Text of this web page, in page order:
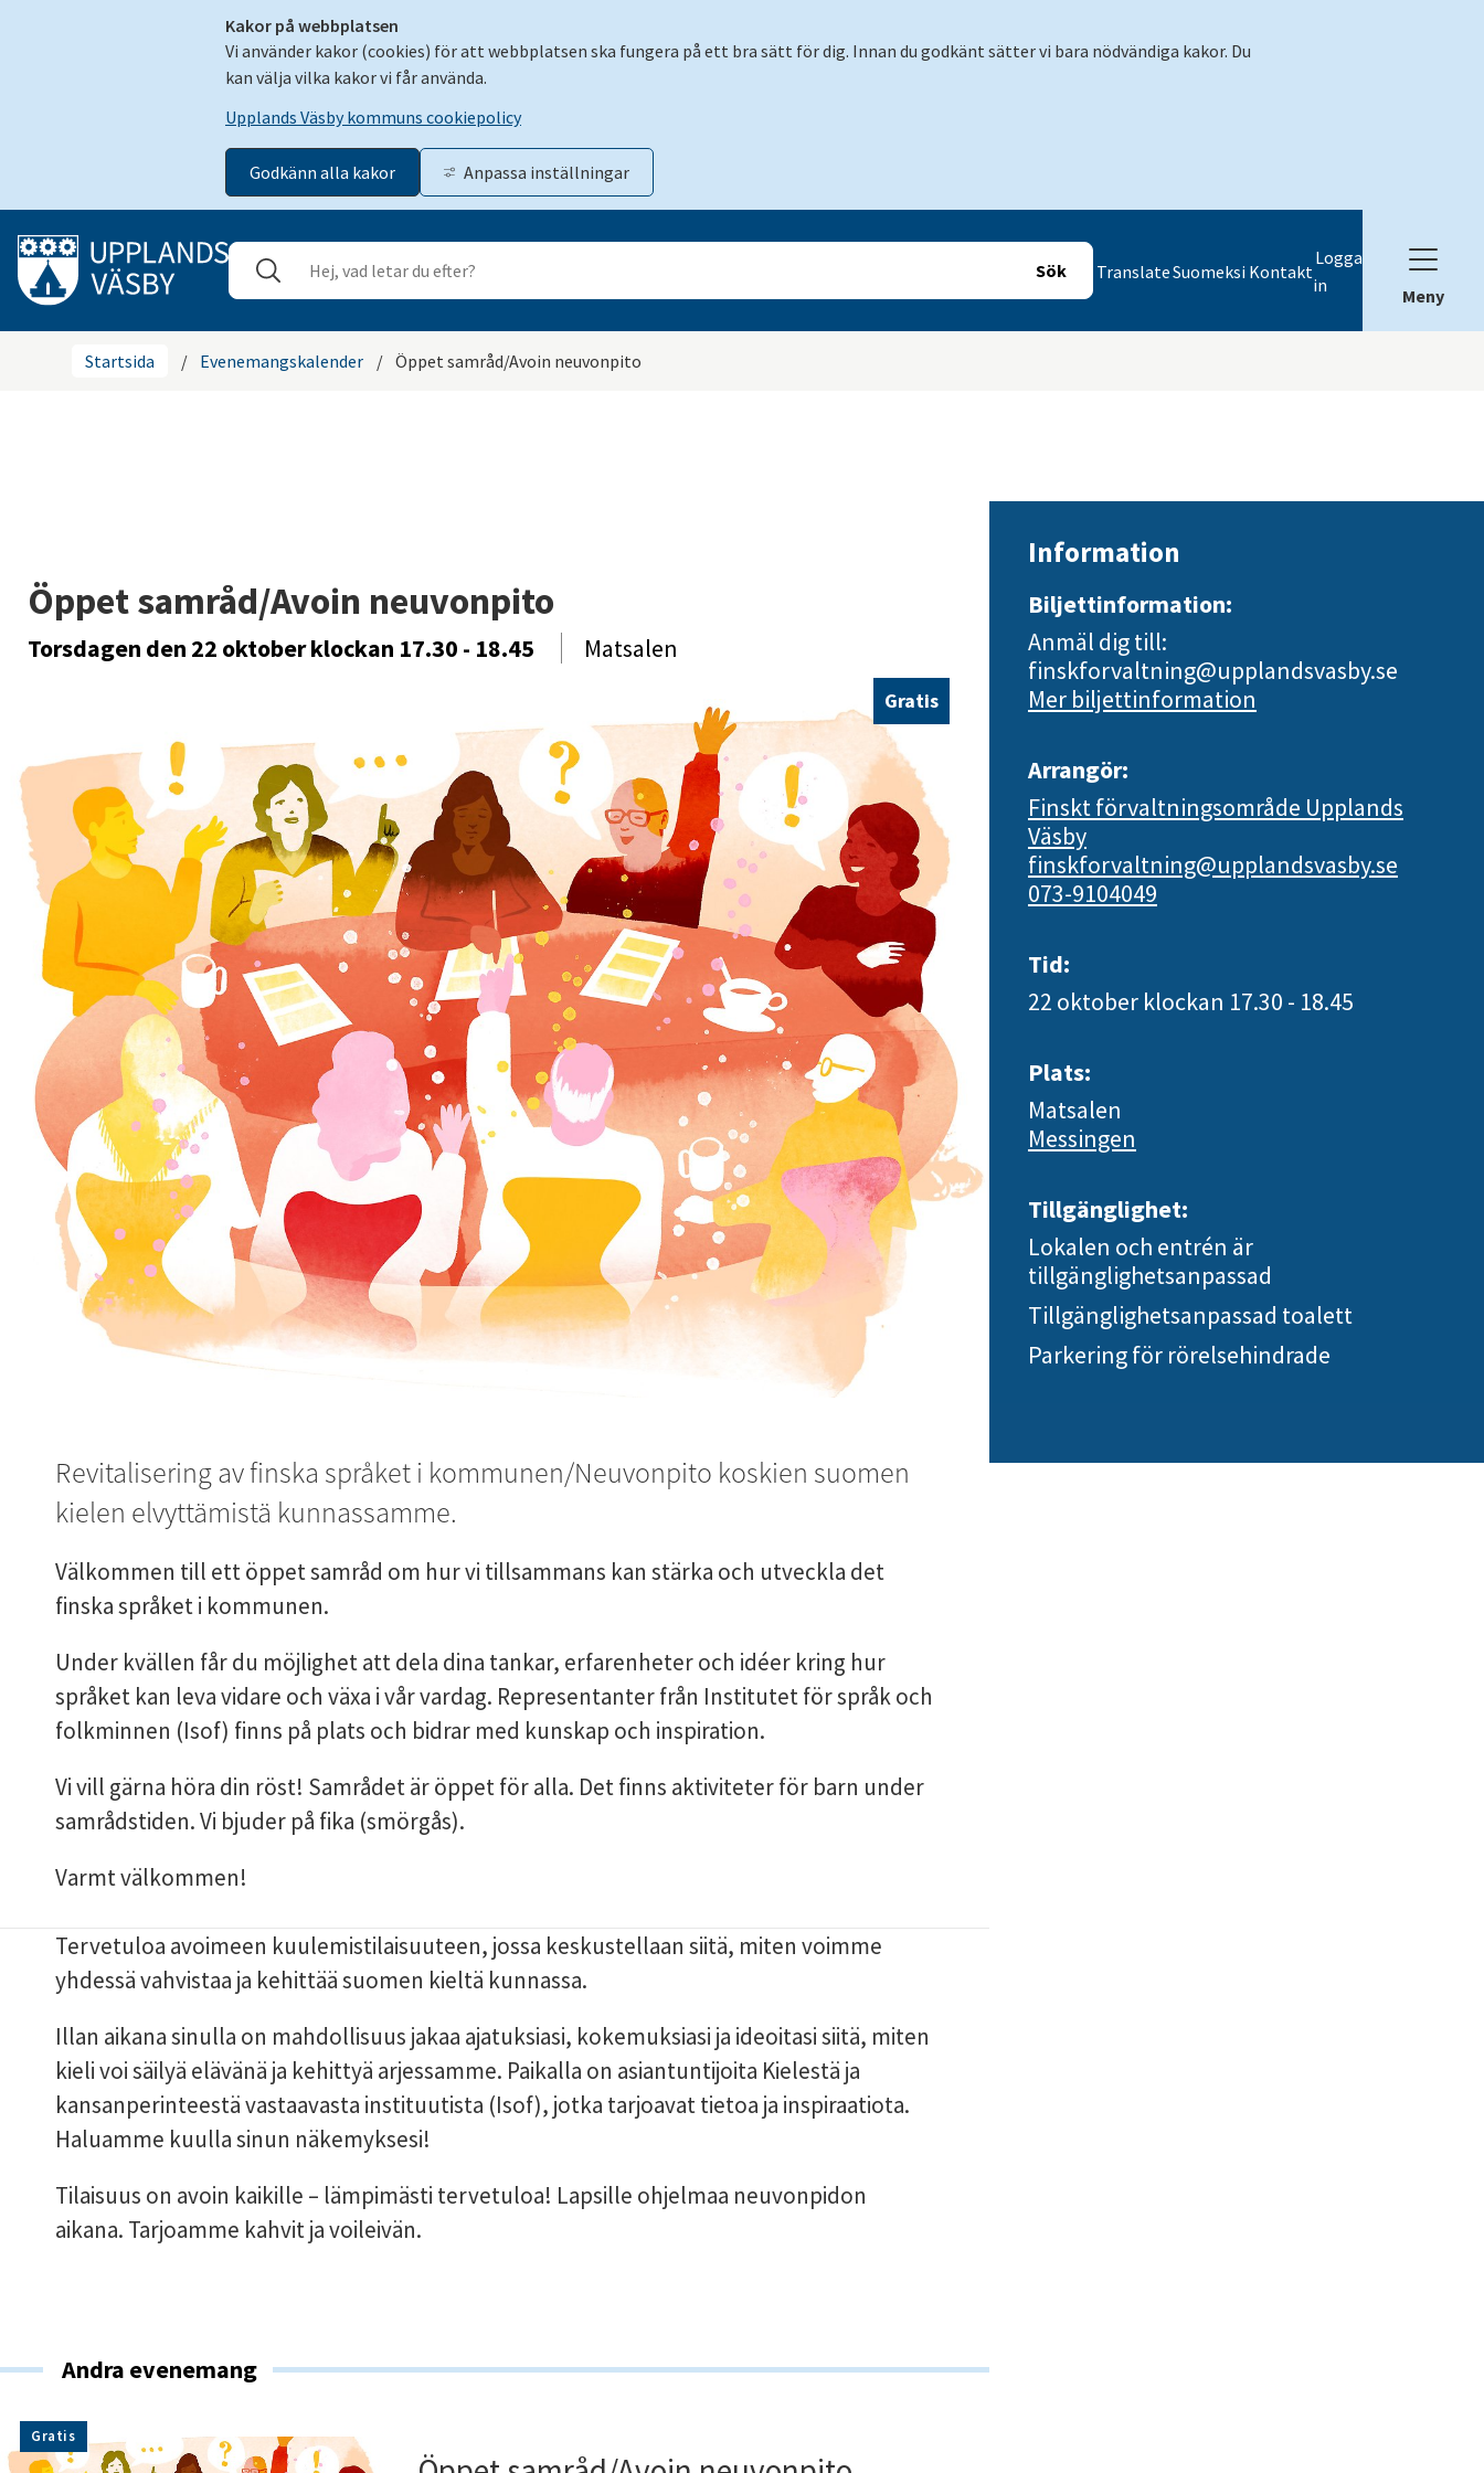
Kakor på webbplatsen
Vi använder kakor (cookies) för att webbplatsen ska fungera på ett bra sätt för dig. Innan du godkänt sätter vi bara nödvändiga kakor. Du
kan välja vilka kakor vi får använda.
Upplands Väsby kommuns cookiepolicy
Godkänn alla kakor Anpassa inställningar
Gå till innehåll
Sök
TranslateSuomeksi Kontakt
Logga
in
Meny
Startsida / Evenemangskalender / Öppet samråd/Avoin neuvonpito
Öppet samråd/Avoin neuvonpito
Torsdagen den 22 oktoberklockan 17.30 - 18.45 Matsalen
Gratis
Revitalisering av finska språket i kommunen/Neuvonpito koskien suomen
kielen elvyttämistä kunnassamme.
Välkommen till ett öppet samråd om hur vi tillsammans kan stärka och utveckla det
finska språket i kommunen.
Under kvällen får du möjlighet att dela dina tankar, erfarenheter och idéer kring hur
språket kan leva vidare och växa i vår vardag. Representanter från Institutet för språk och
folkminnen (Isof) finns på plats och bidrar med kunskap och inspiration.
Vi vill gärna höra din röst! Samrådet är öppet för alla. Det finns aktiviteter för barn under
samrådstiden. Vi bjuder på fika (smörgås).
Varmt välkommen!
Tervetuloa avoimeen kuulemistilaisuuteen, jossa keskustellaan siitä, miten voimme
yhdessä vahvistaa ja kehittää suomen kieltä kunnassa.
Illan aikana sinulla on mahdollisuus jakaa ajatuksiasi, kokemuksiasi ja ideoitasi siitä, miten
kieli voi säilyä elävänä ja kehittyä arjessamme. Paikalla on asiantuntijoita Kielestä ja
kansanperinteestä vastaavasta instituutista (Isof), jotka tarjoavat tietoa ja inspiraatiota.
Haluamme kuulla sinun näkemyksesi!
Tilaisuus on avoin kaikille – lämpimästi tervetuloa! Lapsille ohjelmaa neuvonpidon
aikana. Tarjoamme kahvit ja voileivän.
Andra evenemang
Gratis
Information
Biljettinformation:
Anmäl dig till:
finskforvaltning@upplandsvasby.se
Mer biljettinformation
Arrangör:
Finskt förvaltningsområde Upplands
Väsby
finskforvaltning@upplandsvasby.se
073-9104049
Tid:
22 oktober klockan 17.30 - 18.45
Plats:
Matsalen
Messingen
Tillgänglighet:
Lokalen och entrén är
tillgänglighetsanpassad
Tillgänglighetsanpassad toalett
Parkering för rörelsehindrade